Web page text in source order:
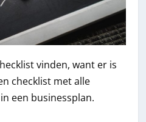
vinden, want er is
checklist met alle
een businessplan.